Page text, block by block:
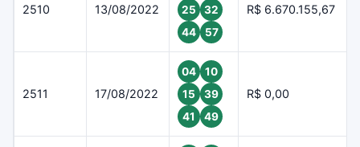
2510 13/08/2022
25
32
44
57
R$ 6.670.155,67
2511 17/08/2022
04
10
15
39
41
49
R$ 0,00